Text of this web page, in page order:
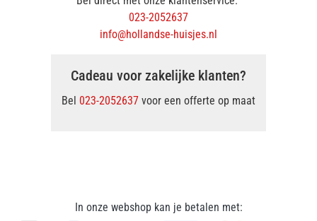
023-2052637
info@hollandse-huisjes.nl
Cadeau voor zakelijke klanten?
Bel 023-2052637 voor een offerte op maat
In onze webshop kan je betalen met: